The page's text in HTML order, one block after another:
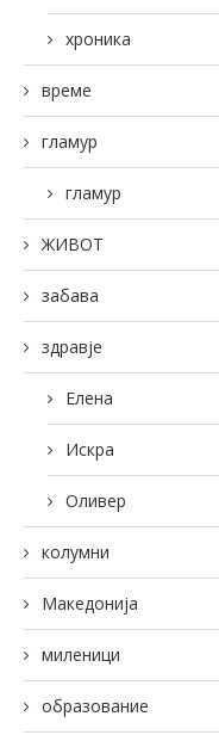
хроника
време
гламур
гламур
ЖИВОТ
забава
здравје
Елена
Искра
Оливер
колумни
Македонија
миленици
образование